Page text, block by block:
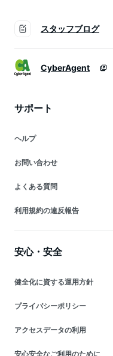
スタッフブログ
CyberAgent
サポート
ヘルプ
お問い合わせ
よくある質問
利用規約の違反報告
安心・安全
健全化に資する運用方針
プライバシーポリシー
アクセスデータの利用
安心安全なご利用のために